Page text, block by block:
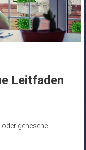
Leitfaden
genesene